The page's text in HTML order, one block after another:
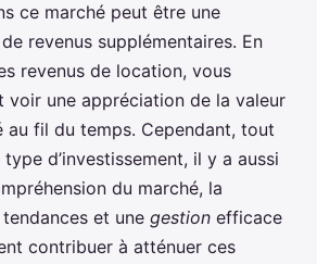
ce marché peut être une
revenus supplémentaires. En
revenus de location, vous
voir une appréciation de la valeur
fil du temps. Cependant, tout
d’investissement, il y a aussi
du marché, la
et une gestion efficace
contribuer à atténuer ces